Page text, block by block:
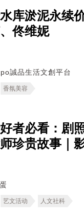
水库淤泥永
佟维妮
誠品生活文創平台
香氛美容
者必看：剧
珍贵故事｜
艺文活动 人文社科